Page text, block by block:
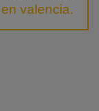
valencia.